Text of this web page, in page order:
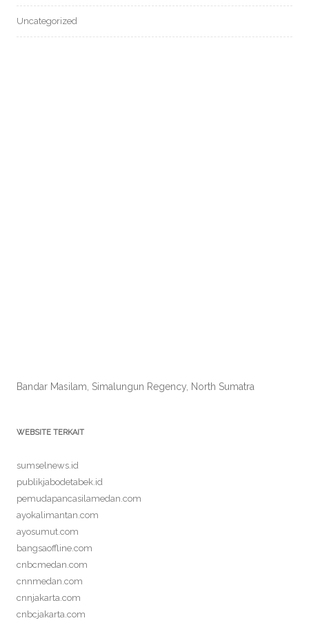
Uncategorized
Bandar Masilam, Simalungun Regency, North Sumatra
WEBSITE TERKAIT
sumselnews.id
publikjabodetabek.id
pemudapancasilamedan.com
ayokalimantan.com
ayosumut.com
bangsaoffline.com
cnbcmedan.com
cnnmedan.com
cnnjakarta.com
cnbcjakarta.com